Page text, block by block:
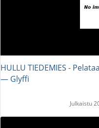
HULLU TIEDEMIES -
― Glyffi
Julkaistu